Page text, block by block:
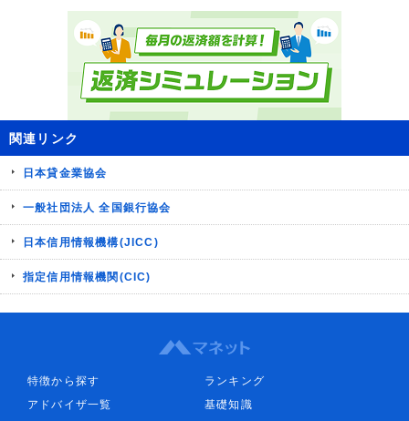
関連リンク
日本貸金業協会
一般社団法人 全国銀行協会
日本信用情報機構(JICC)
指定信用情報機関(CIC)
特徴から探す
ランキング
アドバイザ一覧
基礎知識